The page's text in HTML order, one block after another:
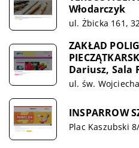
Włodarczyk
ul. Żbicka 161,
ZAKŁAD
Dariusz, Sala
ul. św.
INSPARROW
Plac Kaszubski